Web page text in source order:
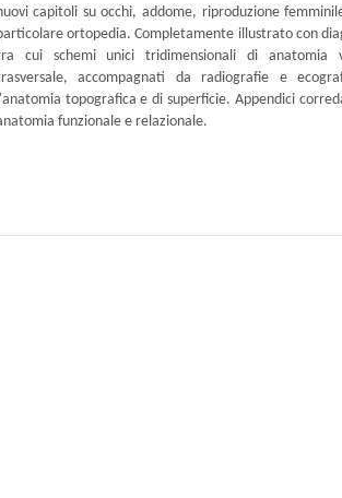
capitoli su occhi, addome, riproduzione
ortopedia. Completamente illustrato con
cui schemi unici tridimensionali di anatomia
accompagnati da radiografie e
l'anatomia topografica e di superficie. Appendici
funzionale e relazionale.